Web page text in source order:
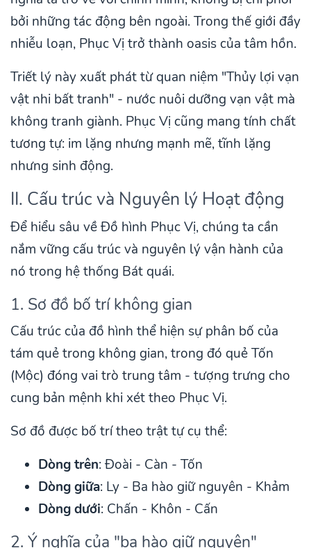
bởi những tác động bên ngoài. Trong thế giới đầy
nhiễu loạn, Phục Vị trở thành oasis của tâm hồn.
Triết lý này xuất phát từ quan niệm "Thủy lợi vạn
vật nhi bất tranh" - nước nuôi dưỡng vạn vật mà
không tranh giành. Phục Vị cũng mang tính chất
tương tự: im lặng nhưng mạnh mẽ, tĩnh lặng
nhưng sinh động.
II. Cấu trúc và Nguyên lý Hoạt động
Để hiểu sâu về Đồ hình Phục Vị, chúng ta cần
nắm vững cấu trúc và nguyên lý vận hành của
nó trong hệ thống Bát quái.
1. Sơ đồ bố trí không gian
Cấu trúc của đồ hình thể hiện sự phân bố của
tám quẻ trong không gian, trong đó quẻ Tốn
(Mộc) đóng vai trò trung tâm - tượng trưng cho
cung bản mệnh khi xét theo Phục Vị.
Sơ đồ được bố trí theo trật tự cụ thể:
Dòng trên: Đoài - Càn - Tốn
Dòng giữa: Ly - Ba hào giữ nguyên - Khảm
Dòng dưới: Chấn - Khôn - Cấn
2. Ý nghĩa của "ba hào giữ nguyên"